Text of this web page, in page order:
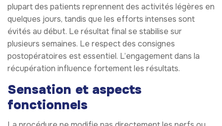
plupart des patients reprennent des activités légères en
quelques jours, tandis que les efforts intenses sont
évités au début. Le résultat final se stabilise sur
plusieurs semaines. Le respect des consignes
postopératoires est essentiel. L’engagement dans la
récupération influence fortement les résultats.
Sensation et aspects
fonctionnels